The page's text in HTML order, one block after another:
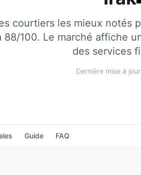
courtiers les mieux notés
88/100. Le marché affiche
des services
Dernière mise à
Guide FAQ